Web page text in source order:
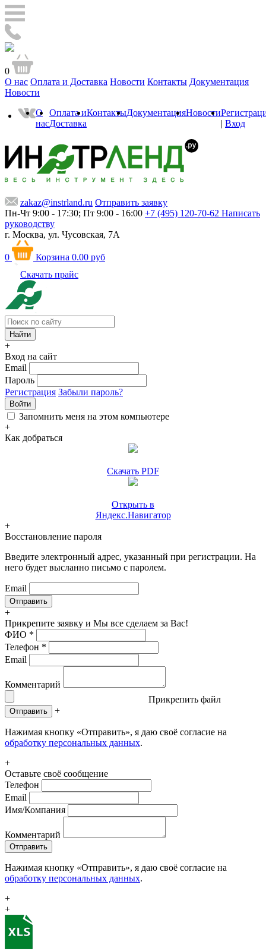
0
О нас Оплата и Доставка Новости Контакты Документация
Новости
О
нас
Оплата и
Доставка
КонтактыДокументацияНовости
| Вход
zakaz@instrland.ru Отправить заявку
Пн-Чт 9:00 - 17:30; Пт 9:00 - 16:00 +7 (495) 120-70-62 Написать
руководству
г. Москва, ул. Чусовская, 7А
0 Корзина 0.00 руб
Скачать прайс
+
Вход на сайт
Email
Пароль
Регистрация Забыли пароль?
Войти
Запомнить меня на этом компьютере
+
Как добраться
Скачать PDF
Открыть в
Яндекс.Навигатор
+
Восстановление пароля
Введите электронный адрес, указанный при регистрации. На
него будет высланно письмо с паролем.
Email
+
Прикрепите заявку и Мы все сделаем за Вас!
ФИО *
Телефон *
Email
Комментарий
Прикрепить файл
Отправить +
Нажимая кнопку «Отправить», я даю своё согласие на
обработку персональных данных.
+
Оставьте своё сообщение
Телефон
Email
Имя/Компания
Комментарий
Отправить
Нажимая кнопку «Отправить», я даю своё согласие на
обработку персональных данных.
+
+